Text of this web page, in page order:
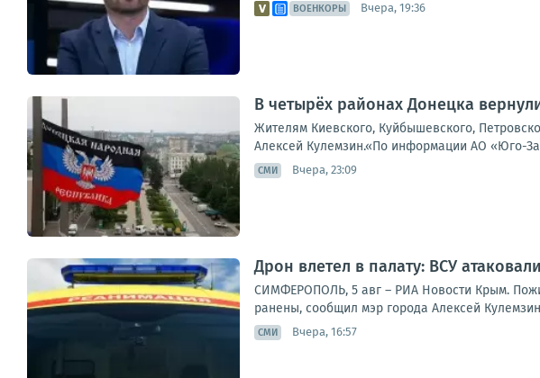
ВОЕНКОРЫ Вчера, 19:36
В четырёх районах Донецка
Жителям Киевского, Куйбышевского,
Алексей Кулемзин.«По информации АО «Юго-
СМИ Вчера, 23:09
Дрон влетел в палату: ВСУ
СИМФЕРОПОЛЬ, 5 авг – РИА Новости Крым.
ранены, сообщил мэр города Алексей
СМИ Вчера, 16:57